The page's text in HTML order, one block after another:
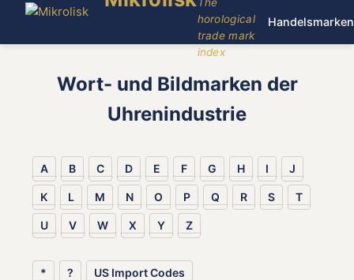
horological
trade mark
index
Handelsmarken
Wort- und Bildmarken der
Uhrenindustrie
A B C D E F G H I J
K L M N O P Q R S T
U V W X Y Z
* ? US Import Codes